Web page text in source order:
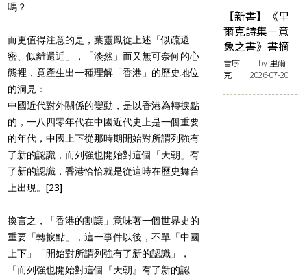
嗎？
而更值得注意的是，葉靈鳳從上述「似疏還
密、似離還近」，「淡然」而又無可奈何的心
態裡，竟產生出一種理解「香港」的歷史地位
的洞見：
中國近代對外關係的變動，是以香港為轉捩點
的，一八四零年代在中國近代史上是一個重要
的年代，中國上下從那時期開始對所謂列強有
了新的認識，而列強也開始對這個「天朝」有
了新的認識，香港恰恰就是從這時在歷史舞台
上出現。[23]
換言之，「香港的割讓」意味著一個世界史的
重要「轉捩點」，這一事件以後，不單「中國
上下」「開始對所謂列強有了新的認識」，
「而列強也開始對這個『天朝』有了新的認
【新書】《里
爾克詩集－意
象之書》書摘
書序 | by 里爾
克 | 2026-07-20